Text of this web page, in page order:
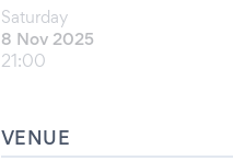
Saturday
8 Nov 2025
21:00
VENUE